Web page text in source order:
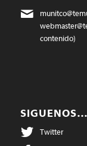
contenido)
SIGUENOS…
Twitter